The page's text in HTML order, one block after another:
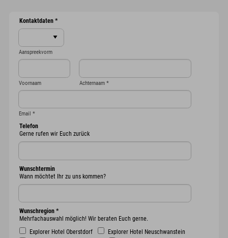
Kontaktdaten *
Aanspreekvorm
Voornaam Achternaam *
Email *
Telefon
Gerne rufen wir Euch zurück
Wunschtermin
Wann möchtet Ihr zu uns kommen?
Wunschregion *
Mehrfachauswahl möglich! Wir beraten Euch gerne.
Explorer Hotel Oberstdorf
Explorer Hotel Neuschwanstein